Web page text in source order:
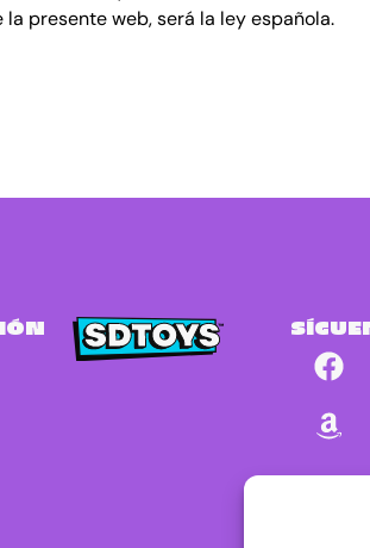
presente web, será la ley española.